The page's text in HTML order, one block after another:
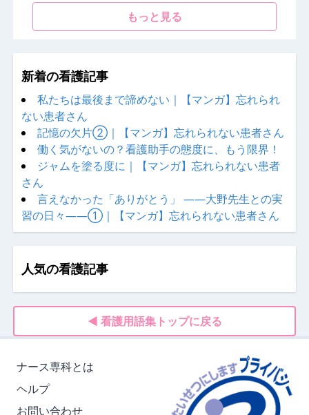
もっと見る
新着の看護記事
私たちは最後まで諦めない｜【マンガ】忘れられ
ない患者さん
記憶の欠片②｜【マンガ】忘れられない患者さん
働く気がないの？看護助手の態度に、もう限界！
ジャムを塗る度に｜【マンガ】忘れられない患者
さん
言えなかった「ありがとう」 ——大野先生との実
習の日々——①｜【マンガ】忘れられない患者さん
人気の看護記事
◀ 看護用語集トップに戻る
ナース専科とは
ヘルプ
お問い合わせ